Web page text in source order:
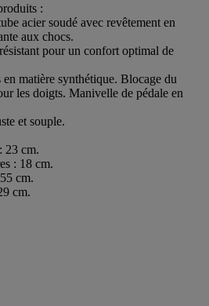
:
acier soudé avec revêtement en
aux chocs.
pour un confort optimal de
en matière synthétique. Blocage du
les doigts. Manivelle de pédale en
et souple.
23 cm.
: 18 cm.
cm.
cm.